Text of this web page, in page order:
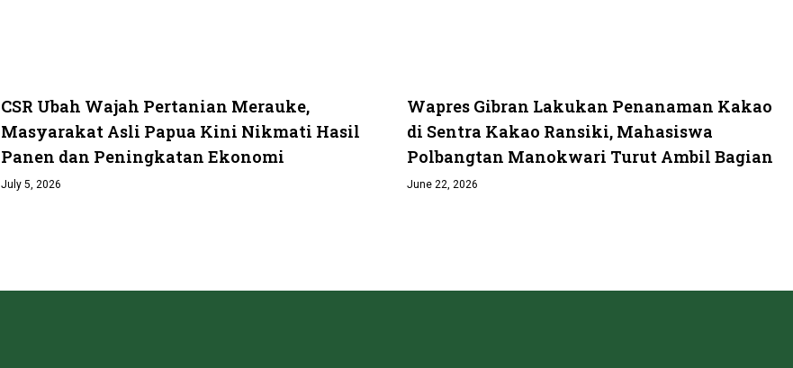
CSR Ubah Wajah Pertanian Merauke,
Masyarakat Asli Papua Kini Nikmati Hasil
Panen dan Peningkatan Ekonomi
July 5, 2026
Wapres Gibran Lakukan Penanaman Kakao
di Sentra Kakao Ransiki, Mahasiswa
Polbangtan Manokwari Turut Ambil Bagian
June 22, 2026